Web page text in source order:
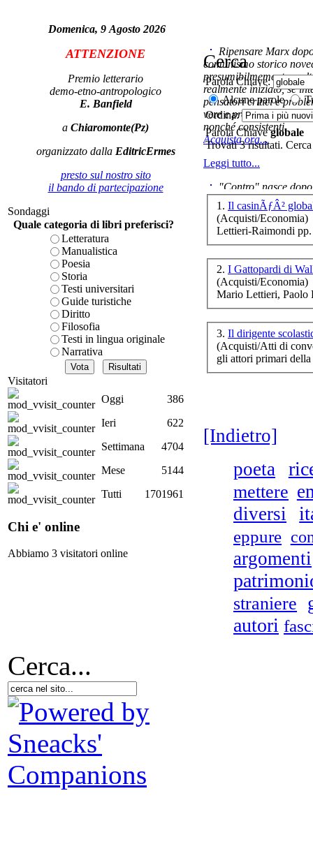
io
Domenica, 9 Agosto 2026
ATTENZIONE
Premio letterario
demo-etno-antropologico
E. Banfield
a Chiaromonte(Pz)
organizzato dalla EditricErmes
presto sul nostro sito
il bando di partecipazione
Sondaggi
Quale categoria di libri preferisci?
Letteratura
Manualistica
Poesia
Storia
Testi universitari
Guide turistiche
Diritto
Filosofia
Testi in lingua originale
Narrativa
Visitatori
Oggi
386
Ieri
622
Settimana
4704
Mese
5144
Tutti
1701961
Chi e' online
Abbiamo 3 visitatori online
Ripensare Marx
comunismo storico
presumibilmemente
realmente iniziato, se
pensatori critici e
vere e proprie correnti
nonché consistenti.
Acquista ora...
Leggi tutto...
"Contro" nasce
cominciato con la
ripensaremarx. i saggi
questa collaborazione
è teorica, sempre però
presente fase.
Acquista ora...
A feed could not be
http://www.lastampa.it/
Cerca
Parola Chiave:
Alcune parole
Ordina:
Parola Chiaveglobale
Trovati 3 risultati.
1. Il casinÃƒÂ²
(Acquisti/Economia)
Lettieri-Raimondi
2. I Gattopardi di
(Acquisti/Economia)
Mario Lettieri, Paolo
3. Il dirigente
(Acquisti/Atti di
gli attori primari
[Indietro]
poeta
mettere
diversi
eppure
argomenti
straniere
autori
Cerca...